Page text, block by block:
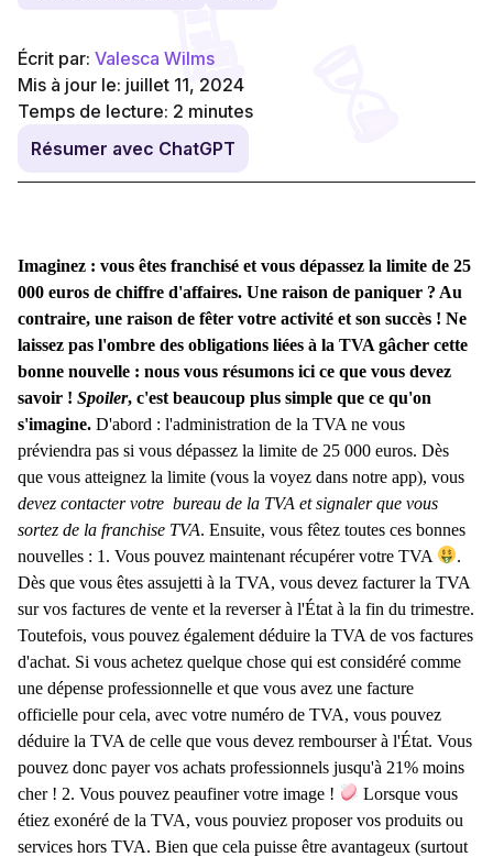
Écrit par: Valesca Wilms
Mis à jour le: juillet 11, 2024
Temps de lecture: 2 minutes
Résumer avec ChatGPT
Imaginez : vous êtes franchisé et vous dépassez la limite de 25
000 euros de chiffre d'affaires. Une raison de paniquer ? Au
contraire, une raison de fêter votre activité et son succès ! Ne
laissez pas l'ombre des obligations liées à la TVA gâcher cette
bonne nouvelle : nous vous résumons ici ce que vous devez
savoir ! Spoiler, c'est beaucoup plus simple que ce qu'on
s'imagine. D'abord : l'administration de la TVA ne vous
préviendra pas si vous dépassez la limite de 25 000 euros. Dès
que vous atteignez la limite (vous la voyez dans notre app), vous
devez contacter votre bureau de la TVA et signaler que vous
sortez de la franchise TVA. Ensuite, vous fêtez toutes ces bonnes
nouvelles : 1. Vous pouvez maintenant récupérer votre TVA
.
Dès que vous êtes assujetti à la TVA, vous devez facturer la TVA
sur vos factures de vente et la reverser à l'État à la fin du trimestre.
Toutefois, vous pouvez également déduire la TVA de vos factures
d'achat. Si vous achetez quelque chose qui est considéré comme
une dépense professionnelle et que vous avez une facture
officielle pour cela, avec votre numéro de TVA, vous pouvez
déduire la TVA de celle que vous devez rembourser à l'État. Vous
pouvez donc payer vos achats professionnels jusqu'à 21% moins
cher ! 2. Vous pouvez peaufiner votre image !
Lorsque vous
étiez exonéré de la TVA, vous pouviez proposer vos produits ou
services hors TVA. Bien que cela puisse être avantageux (surtout